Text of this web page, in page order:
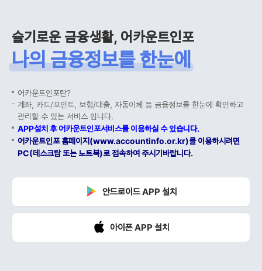
슬기로운 금융생활, 어카운트인포
나의 금융정보를 한눈에
어카운트인포란?
계좌, 카드/포인트, 보험/대출, 자동이체 등 금융정보를 한눈에 확인하고
관리할 수 있는 서비스 입니다.
APP설치 후 어카운트인포서비스를 이용하실 수 있습니다.
어카운트인포 홈페이지(www.accountinfo.or.kr)를 이용하시려면
PC(데스크탑 또는 노트북)로 접속하여 주시기바랍니다.
안드로이드 APP 설치
아이폰 APP 설치